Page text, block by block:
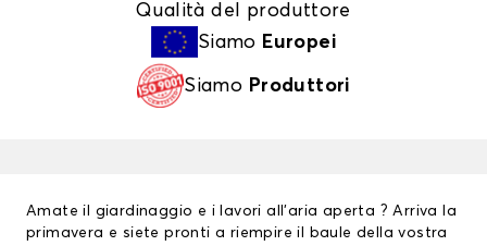
Qualità del produttore
Siamo Europei
Siamo Produttori
Amate il giardinaggio e i lavori all’aria aperta ? Arriva la
primavera e siete pronti a riempire il baule della vostra